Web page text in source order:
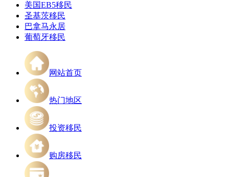
美国EB5移民
圣基茨移民
巴拿马永居
葡萄牙移民
网站首页
热门地区
投资移民
购房移民